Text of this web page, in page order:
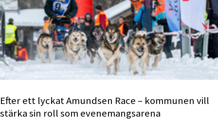
Efter ett lyckat Amundsen Race – kommunen vill
stärka sin roll som evenemangsarena